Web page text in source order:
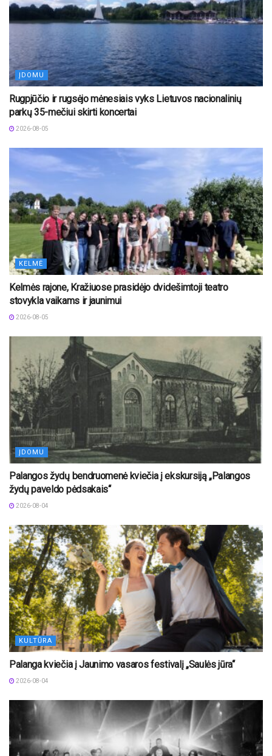
ĮDOMU
Rugpjūčio ir rugsėjo mėnesiais vyks Lietuvos nacionalinių
parkų 35-mečiui skirti koncertai
2026-08-05
KELMĖ
Kelmės rajone, Kražiuose prasidėjo dvidešimtoji teatro
stovykla vaikams ir jaunimui
2026-08-05
ĮDOMU
Palangos žydų bendruomenė kviečia į ekskursiją „Palangos
žydų paveldo pėdsakais“
2026-08-04
KULTŪRA
Palanga kviečia į Jaunimo vasaros festivalį „Saulės jūra“
2026-08-04